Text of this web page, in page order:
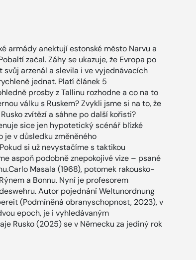
armády anektují estonské město Narvu a
začal. Záhy se ukazuje, že Evropa po
arzenál a slevila i ve vyjednávacích
jednat. Platí článek 5
prosby z Tallinu rozhodne a co na to
válku s Ruskem? Zvykli jsme si na to, že
zvítězí a sáhne po další kořisti?
sice jen hypotetický scénář blízké
je v důsledku změněného
si už nevystačíme s taktikou
aspoň podobně znepokojivé vize – psané
Masala (1968), potomek rakousko-
a Bonnu. Nyní je profesorem
Autor pojednání Weltunordnung
(Podmíněná obranyschopnost, 2023), v
epoch, je i vyhledávaným
Rusko (2025) se v Německu za jediný rok